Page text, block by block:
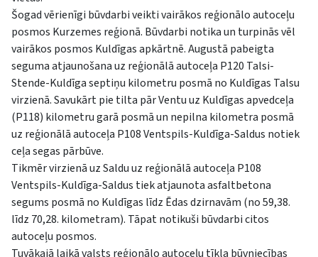
Šogad vērienīgi būvdarbi veikti vairākos reģionālo autoceļu
posmos Kurzemes reģionā. Būvdarbi notika un turpinās vēl
vairākos posmos Kuldīgas apkārtnē. Augustā pabeigta
seguma atjaunošana uz reģionālā autoceļa P120 Talsi-
Stende-Kuldīga septiņu kilometru posmā no Kuldīgas Talsu
virzienā. Savukārt pie tilta pār Ventu uz Kuldīgas apvedceļa
(P118) kilometru garā posmā un nepilna kilometra posmā
uz reģionālā autoceļa P108 Ventspils-Kuldīga-Saldus notiek
ceļa segas pārbūve.
Tikmēr virzienā uz Saldu uz reģionālā autoceļa P108
Ventspils-Kuldīga-Saldus tiek atjaunota asfaltbetona
segums posmā no Kuldīgas līdz Ēdas dzirnavām (no 59,38.
līdz 70,28. kilometram). Tāpat notikuši būvdarbi citos
autoceļu posmos.
Tuvākajā laikā valsts reģionālo autoceļu tīkla būvniecības